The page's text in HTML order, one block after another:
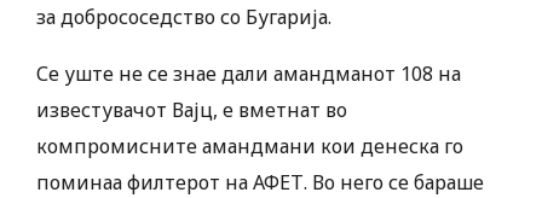
за добрососедство со Бугарија.
Се уште не се знае дали амандманот 108 на
известувачот Вајц, е вметнат во
компромисните амандмани кои денеска го
поминаа филтерот на АФЕТ. Во него се бараше